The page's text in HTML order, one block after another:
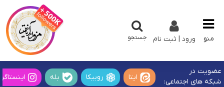
منو ورود | ثبت نام جستجو
عضویت در
شبکه های اجتماعی:
ایتا روبیکا بله